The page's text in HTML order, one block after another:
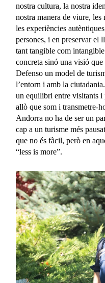
nostra cultura, la nostra
nostra manera de viure,
les experiències
persones, i en preservar el
tant tangible com
concreta sinó una visió
Defenso un model de
l’entorn i amb la
un equilibri entre visitants
allò que som i transmetre-
Andorra no ha de ser un
cap a un turisme més
que no és fàcil, però en
“less is more”.